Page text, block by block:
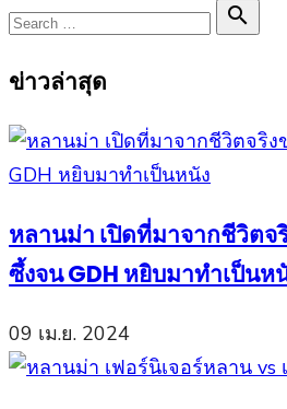
Search

Search
ข่าวล่าสุด
หลานม่า เปิดที่มาจากชีวิตจ
ซึ้งจน GDH หยิบมาทำเป็นห
09 เม.ย. 2024